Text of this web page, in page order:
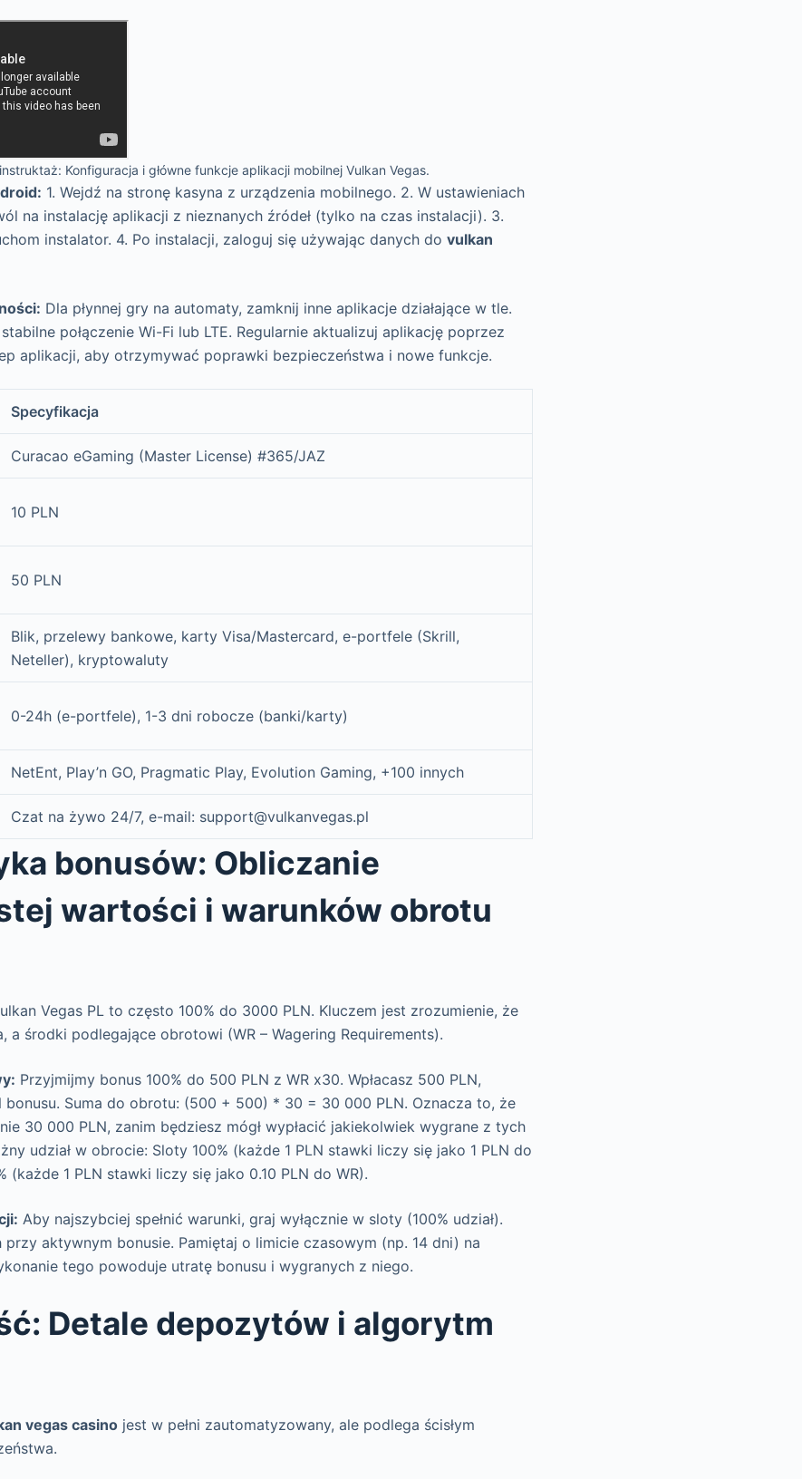
Konfiguracja i główne funkcje aplikacji mobilnej Vulkan Vegas.
1. Wejdź na stronę kasyna z urządzenia mobilnego. 2. W ustawieniach
na instalację aplikacji z nieznanych źródeł (tylko na czas instalacji). 3.
instalator. 4. Po instalacji, zaloguj się używając danych do vulkan
Dla płynnej gry na automaty, zamknij inne aplikacje działające w tle.
połączenie Wi-Fi lub LTE. Regularnie aktualizuj aplikację poprzez
aplikacji, aby otrzymywać poprawki bezpieczeństwa i nowe funkcje.
Specyfikacja
Curacao eGaming (Master License) #365/JAZ
10 PLN
50 PLN
Blik, przelewy bankowe, karty Visa/Mastercard, e-portfele (Skrill,
Neteller), kryptowaluty
0-24h (e-portfele), 1-3 dni robocze (banki/karty)
NetEnt, Play’n GO, Pragmatic Play, Evolution Gaming, +100 innych
Czat na żywo 24/7, e-mail: support@vulkanvegas.pl
bonusów: Obliczanie
wartości i warunków obrotu
Vegas PL to często 100% do 3000 PLN. Kluczem jest zrozumienie, że
a środki podlegające obrotowi (WR – Wagering Requirements).
Przyjmijmy bonus 100% do 500 PLN z WR x30. Wpłacasz 500 PLN,
bonusu. Suma do obrotu: (500 + 500) * 30 = 30 000 PLN. Oznacza to, że
30 000 PLN, zanim będziesz mógł wypłacić jakiekolwiek wygrane z tych
udział w obrocie: Sloty 100% (każde 1 PLN stawki liczy się jako 1 PLN do
(każde 1 PLN stawki liczy się jako 0.10 PLN do WR).
Aby najszybciej spełnić warunki, graj wyłącznie w sloty (100% udział).
przy aktywnym bonusie. Pamiętaj o limicie czasowym (np. 14 dni) na
tego powoduje utratę bonusu i wygranych z niego.
Detale depozytów i algorytm
vegas casino jest w pełni zautomatyzowany, ale podlega ścisłym